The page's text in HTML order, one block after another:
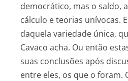
democrático, mas o saldo,
cálculo e teorias unívocas.
daquela variedade única,
Cavaco acha. Ou então
suas conclusões após
entre eles, os que o foram.